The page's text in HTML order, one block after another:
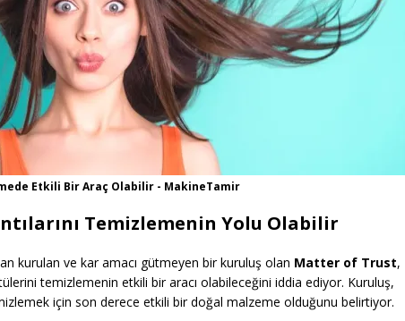
Etkili Bir Araç Olabilir - MakineTamir
Temizlemenin Yolu Olabilir
kurulan ve kar amacı gütmeyen bir kuruluş olan Matter of Trust,
temizlemenin etkili bir aracı olabileceğini iddia ediyor. Kuruluş,
için son derece etkili bir doğal malzeme olduğunu belirtiyor.